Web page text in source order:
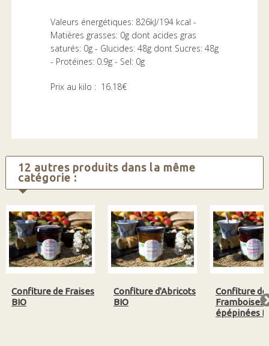
Valeurs énergétiques: 826kJ/194 kcal -
Matières grasses: 0g dont acides gras
saturés: 0g - Glucides: 48g dont Sucres: 48g
- Protéines: 0.9g - Sel: 0g
Prix au kilo : 16.18€
12 autres produits dans la même
catégorie :
Confiture de Fraises
BIO
Confiture d'Abricots
BIO
Confiture de
Framboises
épépinées